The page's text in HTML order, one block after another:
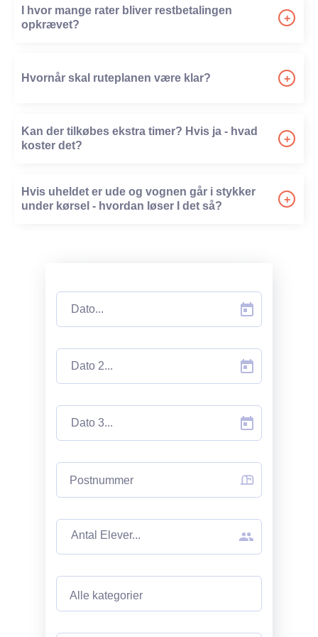
tilbyde alle typer vogne.
til i den daglige drift. Trine (datter), står for den daglige
kommunikation og salg, og Anders (søn) står for IT og
I hvor mange rater bliver restbetalingen
opkrævet?
+
Hvornår skal ruteplanen være klar?
+
Kan der tilkøbes ekstra timer? Hvis ja - hvad
koster det?
+
Hvis uheldet er ude og vognen går i stykker
under kørsel - hvordan løser I det så?
+
Postnummer
Alle kategorier